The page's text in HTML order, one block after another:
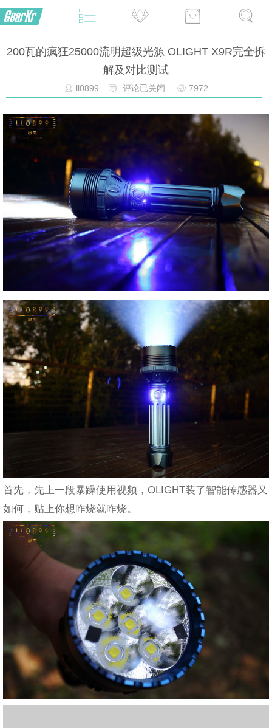
200瓦的疯狂25000流明超级光源 OLIGHT X9R完全拆
解及对比测试
ll0899 评论已关闭 7972
首先，先上一段暴躁使用视频，OLIGHT装了智能传感器又
如何，贴上你想咋烧就咋烧。